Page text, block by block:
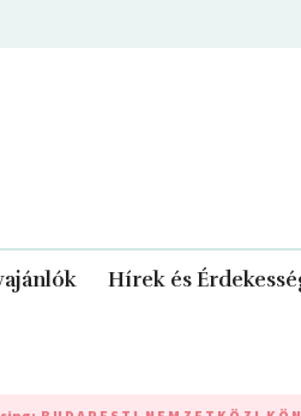
Hírek és